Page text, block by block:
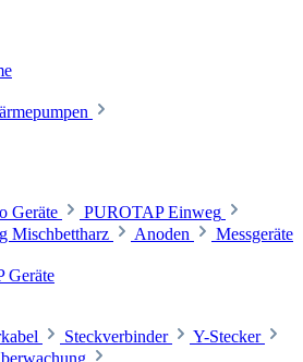
Geräte
PUROTAP Einweg
Mischbettharz Anoden Messgeräte
Geräte
Steckverbinder
Y-Stecker